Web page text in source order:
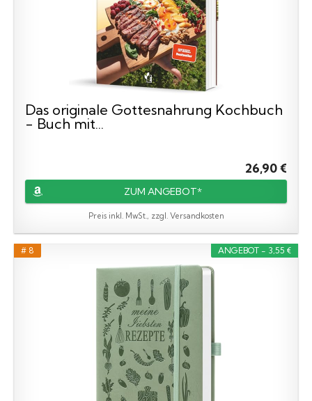
Das originale Gottesnahrung Kochbuch
- Buch mit...
26,90 €
ZUM ANGEBOT*
Preis inkl. MwSt., zzgl. Versandkosten
ANGEBOT - 3,55 €
# 8